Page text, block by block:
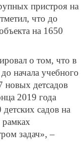
пристроя на
что до
на 1650
о том, что в
начала учебного
новых детсадов
2019 года
садов на
рамках
задач», –